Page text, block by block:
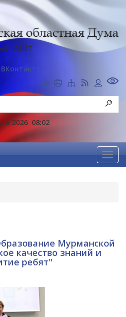
2026 08:02
Мурманской
качество знаний и
ребят"